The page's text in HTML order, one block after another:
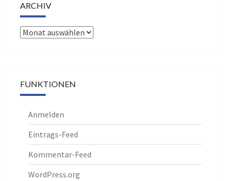
ARCHIV
Archiv
FUNKTIONEN
Anmelden
Eintrags-Feed
Kommentar-Feed
WordPress.org